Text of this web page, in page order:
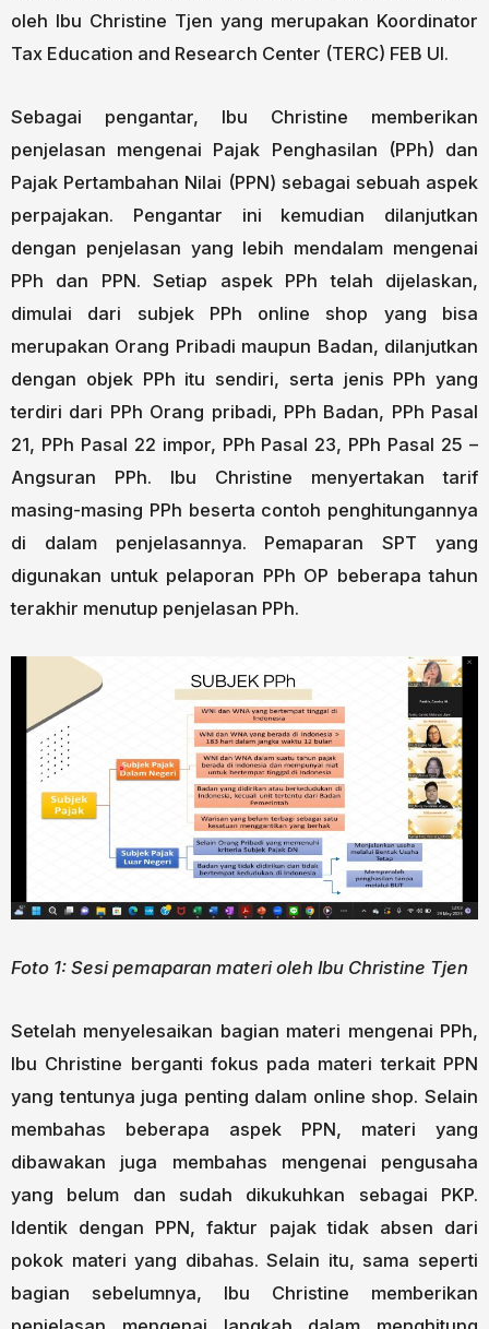
oleh Ibu Christine Tjen yang merupakan Koordinator
Tax Education and Research Center (TERC) FEB UI.
Sebagai pengantar, Ibu Christine memberikan
penjelasan mengenai Pajak Penghasilan (PPh) dan
Pajak Pertambahan Nilai (PPN) sebagai sebuah aspek
perpajakan. Pengantar ini kemudian dilanjutkan
dengan penjelasan yang lebih mendalam mengenai
PPh dan PPN. Setiap aspek PPh telah dijelaskan,
dimulai dari subjek PPh online shop yang bisa
merupakan Orang Pribadi maupun Badan, dilanjutkan
dengan objek PPh itu sendiri, serta jenis PPh yang
terdiri dari PPh Orang pribadi, PPh Badan, PPh Pasal
21, PPh Pasal 22 impor, PPh Pasal 23, PPh Pasal 25 –
Angsuran PPh. Ibu Christine menyertakan tarif
masing-masing PPh beserta contoh penghitungannya
di dalam penjelasannya. Pemaparan SPT yang
digunakan untuk pelaporan PPh OP beberapa tahun
terakhir menutup penjelasan PPh.
Foto 1: Sesi pemaparan materi oleh Ibu Christine Tjen
Setelah menyelesaikan bagian materi mengenai PPh,
Ibu Christine berganti fokus pada materi terkait PPN
yang tentunya juga penting dalam online shop. Selain
membahas beberapa aspek PPN, materi yang
dibawakan juga membahas mengenai pengusaha
yang belum dan sudah dikukuhkan sebagai PKP.
Identik dengan PPN, faktur pajak tidak absen dari
pokok materi yang dibahas. Selain itu, sama seperti
bagian sebelumnya, Ibu Christine memberikan